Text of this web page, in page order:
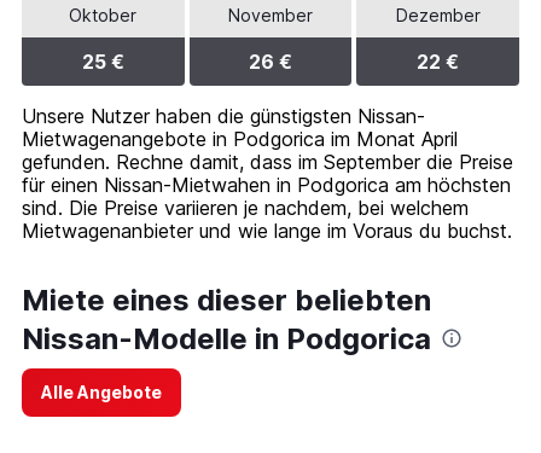
Oktober
25 €
November
26 €
Dezember
22 €
Unsere Nutzer haben die günstigsten Nissan-
Mietwagenangebote in Podgorica im Monat April
gefunden. Rechne damit, dass im September die Preise
für einen Nissan-Mietwahen in Podgorica am höchsten
sind. Die Preise variieren je nachdem, bei welchem
Mietwagenanbieter und wie lange im Voraus du buchst.
Miete eines dieser beliebten
Nissan-Modelle in Podgorica
Alle Angebote